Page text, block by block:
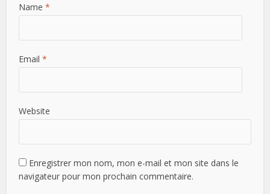
Name *
Email *
Website
Enregistrer mon nom, mon e-mail et mon site dans le
navigateur pour mon prochain commentaire.